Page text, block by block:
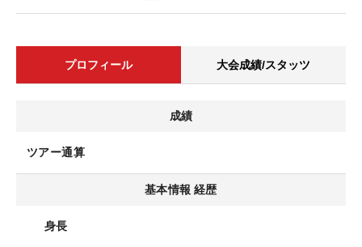
プロフィール 大会成績/スタッツ
成績
ツアー通算
基本情報 経歴
身長